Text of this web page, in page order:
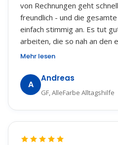
von Rechnungen geht
freundlich - und die
einfach stimmig an. Es tut
arbeiten, die so nah an den
Mehr lesen
A
Andreas
GF, AlleFarbe Alltagshilfe